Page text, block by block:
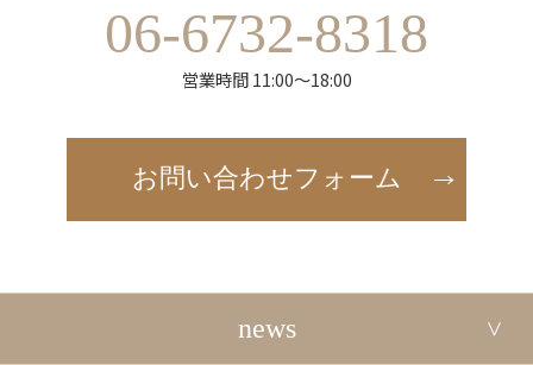
06-6732-8318
営業時間 11:00～18:00
お問い合わせフォーム
news